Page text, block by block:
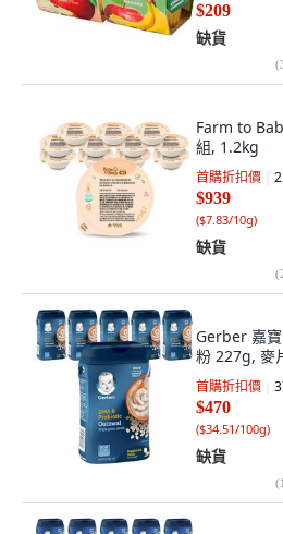
$209
缺貨
(
Farm to
組, 1.2kg
首購折扣價
$939
($7.83/10g)
缺貨
(
Gerber 嘉
粉 227g, 麥
首購折扣價
$470
($34.51/100g)
缺貨
(